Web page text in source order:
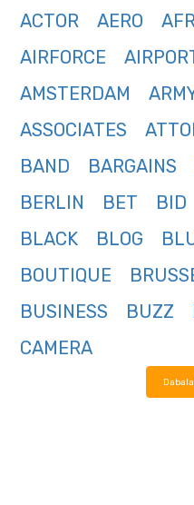
ACTOR
AERO
AIRFORCE
AMSTERDAM
ASSOCIATES
BAND
BARGAINS
BERLIN
BET BID
BLACK
BLOG
BOUTIQUE
BUSINESS
BUZZ
CAMERA